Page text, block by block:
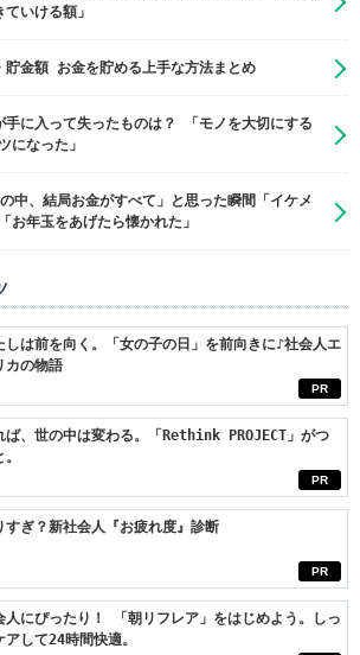
いける額」
貯金額 お金を貯める上手な方法まとめ
に入って失ったものは？ 「モノを大切にする
になった」
中、結局お金がすべて」と思った瞬間「イケメ
お年玉をあげたら懐かれた」
PR
しは前を向く。「女の子の日」を前向きに♪社会人エ
カの物語
PR
ば、世の中は変わる。「Rethink PROJECT」がつ
PR
すぎ？新社会人『お疲れ度』診断
人にぴったり！ 「朝リフレア」をはじめよう。しっ
して24時間快適。